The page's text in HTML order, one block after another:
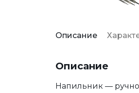
Описание
Описание
Напильник —